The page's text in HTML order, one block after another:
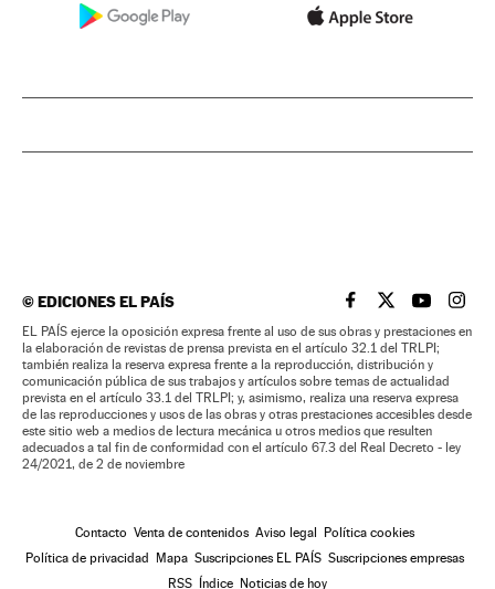
©EDICIONES EL PAÍS EL PAÍS BRASIL EN
EL PAÍSEL PAÍS
EL
EL PAÍS ejerce la oposición expresa frente al uso de sus obras y prestaciones en
la elaboración de revistas de prensa prevista en el artículo 32.1 del TRLPI;
también realiza la reserva expresa frente a la reproducción, distribución y
comunicación pública de sus trabajos y artículos sobre temas de actualidad
prevista en el artículo 33.1 del TRLPI; y, asimismo, realiza una reserva expresa
de las reproducciones y usos de las obras y otras prestaciones accesibles desde
este sitio web a medios de lectura mecánica u otros medios que resulten
adecuados a tal fin de conformidad con el artículo 67.3 del Real Decreto - ley
24/2021, de 2 de noviembre
Contacto Venta de contenidos Aviso legal
Política cookies
Política de privacidad
Mapa Suscripciones EL PAÍS Suscripciones empresas
RSS
Índice Noticias de hoy